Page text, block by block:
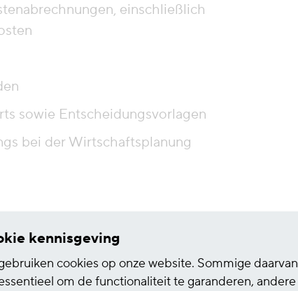
einschließlich
sowie Entscheidungsvorlagen
bei der Wirtschaftsplanung
Ausbildung, z.B. zum
(w/m/d) oder eine
kennisgeving
cookies op onze website. Sommige daarvan
om de functionaliteit te garanderen, andere